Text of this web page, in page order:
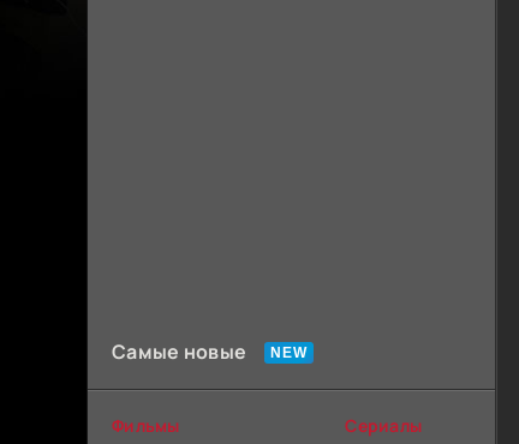
Самые новые
Фильмы Сериалы